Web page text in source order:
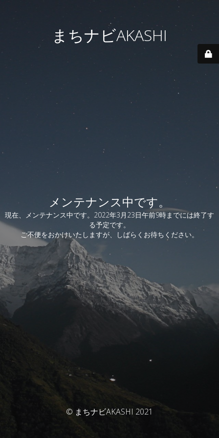
まちナビAKASHI
メンテナンス中です。
現在、メンテナンス中です。2022年3月23日午前9時までには終了す
る予定です。
ご不便をおかけいたしますが、しばらくお待ちください。
© まちナビAKASHI 2021